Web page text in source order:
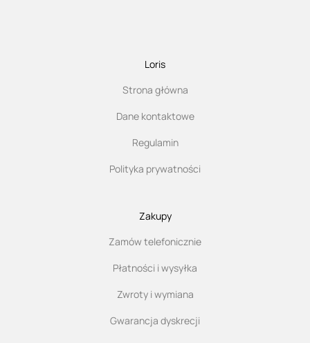
Loris
Strona główna
Dane kontaktowe
Regulamin
Polityka prywatności
Zakupy
Zamów telefonicznie
Płatności i wysyłka
Zwroty i wymiana
Gwarancja dyskrecji